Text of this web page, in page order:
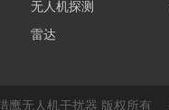
无人机探测
雷达
鹰无人机干扰器 版权所有